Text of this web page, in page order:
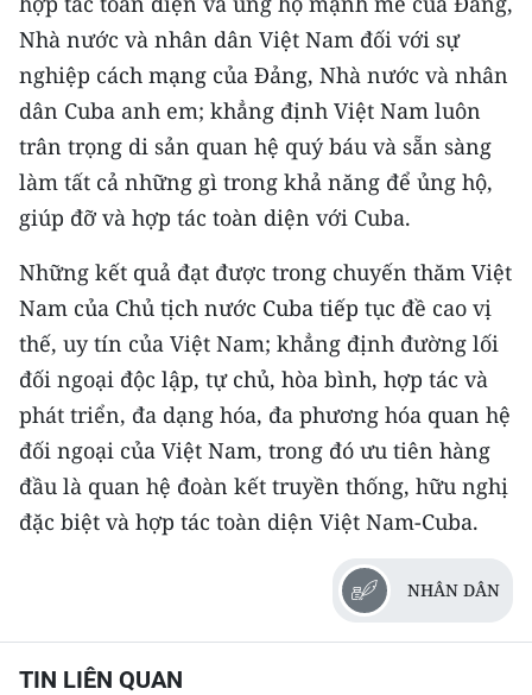
Nhà nước và nhân dân Việt Nam đối với sự
nghiệp cách mạng của Đảng, Nhà nước và nhân
dân Cuba anh em; khẳng định Việt Nam luôn
trân trọng di sản quan hệ quý báu và sẵn sàng
làm tất cả những gì trong khả năng để ủng hộ,
giúp đỡ và hợp tác toàn diện với Cuba.
Những kết quả đạt được trong chuyến thăm Việt
Nam của Chủ tịch nước Cuba tiếp tục đề cao vị
thế, uy tín của Việt Nam; khẳng định đường lối
đối ngoại độc lập, tự chủ, hòa bình, hợp tác và
phát triển, đa dạng hóa, đa phương hóa quan hệ
đối ngoại của Việt Nam, trong đó ưu tiên hàng
đầu là quan hệ đoàn kết truyền thống, hữu nghị
đặc biệt và hợp tác toàn diện Việt Nam-Cuba.
NHÂN DÂN
TIN LIÊN QUAN